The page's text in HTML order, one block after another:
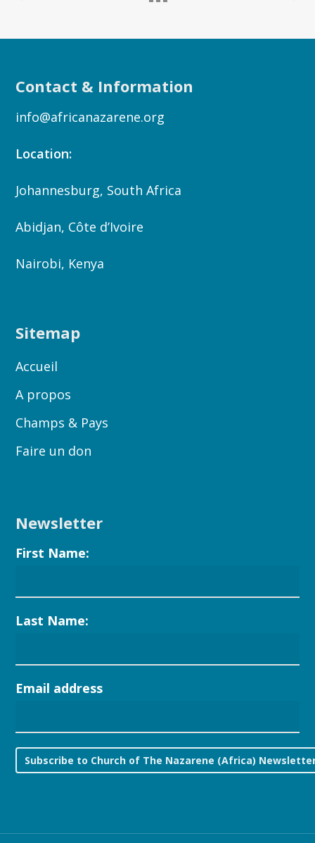
Contact & Information
info@africanazarene.org
Location:
Johannesburg, South Africa
Abidjan, Côte d’Ivoire
Nairobi, Kenya
Sitemap
Accueil
A propos
Champs & Pays
Faire un don
Newsletter
First Name:
Last Name:
Email address